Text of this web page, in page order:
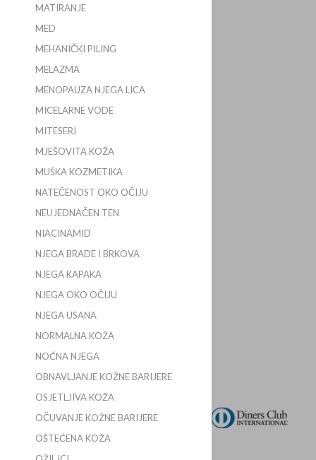
VICHY IDEAL SOLEIL
HIDRATANTNO MLIJEKO
ZA SAMOTAMNJENJE LICA I
KM37,80
DODAJ U KOŠARICU
MATIRANJE
MED
MEHANIČKI PILING
MELAZMA
MENOPAUZA NJEGA LICA
MICELARNE VODE
MITESERI
MJEŠOVITA KOŽA
MUŠKA KOZMETIKA
NATEČENOST OKO OČIJU
NEUJEDNAČEN TEN
NIACINAMID
NJEGA BRADE I BRKOVA
NJEGA KAPAKA
NJEGA OKO OČIJU
NJEGA USANA
NORMALNA KOŽA
NOĆNA NJEGA
OBNAVLJANJE KOŽNE BARIJERE
OSJETLJIVA KOŽA
OČUVANJE KOŽNE BARIJERE
OŠTEĆENA KOŽA
Slike proizvoda na ovoj mrežnoj stranici
mogu se razlikovati od pravog proizvoda.